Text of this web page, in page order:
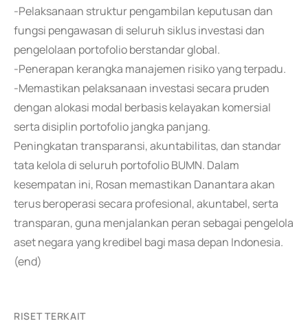
-Pelaksanaan struktur pengambilan keputusan dan
fungsi pengawasan di seluruh siklus investasi dan
pengelolaan portofolio berstandar global.
-Penerapan kerangka manajemen risiko yang terpadu.
-Memastikan pelaksanaan investasi secara pruden
dengan alokasi modal berbasis kelayakan komersial
serta disiplin portofolio jangka panjang.
Peningkatan transparansi, akuntabilitas, dan standar
tata kelola di seluruh portofolio BUMN. Dalam
kesempatan ini, Rosan memastikan Danantara akan
terus beroperasi secara profesional, akuntabel, serta
transparan, guna menjalankan peran sebagai pengelola
aset negara yang kredibel bagi masa depan Indonesia.
(end)
RISET TERKAIT